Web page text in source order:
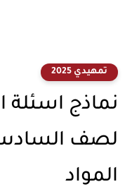
تمهيدي 2025
نماذج اسئلة
المواد